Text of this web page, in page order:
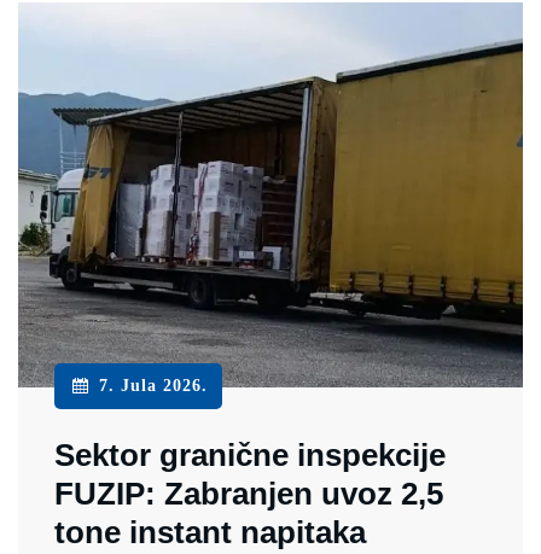
7. Jula 2026.
Sektor granične inspekcije
FUZIP: Zabranjen uvoz 2,5
tone instant napitaka